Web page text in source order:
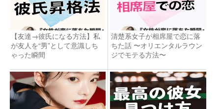
【友達→彼氏になる方法】私
が友人を“男”として意識しち
ゃった瞬間
清楚系女子が相席屋で恋に落
ちた話 〜オリエンタルラウン
ジでモテる方法〜